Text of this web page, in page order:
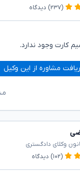
(۲۳۷) دیدگاه
کارت وجود ندارد.
مشاوره از این وکیل
وکلای دادگستری
(۱۰۲) دیدگاه